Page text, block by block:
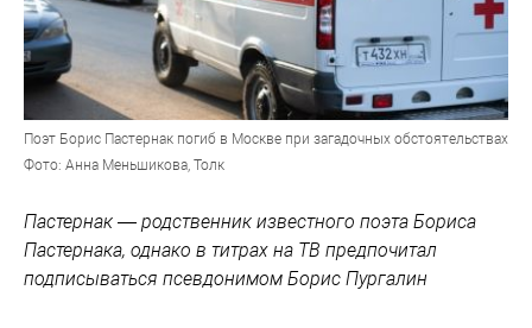
Поэт Борис Пастернак погиб в Москве при загадочных обстоятельствах
Фото: Анна Меньшикова, Толк
Пастернак — родственник известного поэта Бориса
Пастернака, однако в титрах на ТВ предпочитал
подписываться псевдонимом Борис Пургалин